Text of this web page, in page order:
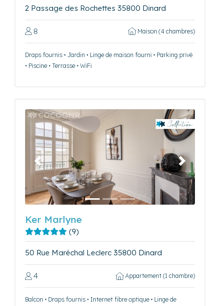
2 Passage des Rochettes 35800 Dinard
8 Maison (4 chambres)
Draps fournis • Jardin • Linge de maison fourni • Parking privé
• Piscine • Terrasse • WiFi
Précédent Suivant
Ker Marlyne
(9)
50 Rue Maréchal Leclerc 35800 Dinard
4 Appartement (1 chambre)
Balcon • Draps fournis • Internet fibre optique • Linge de